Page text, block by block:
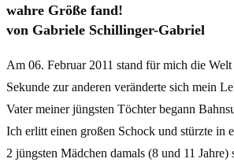
wahre Größe fand!
von Gabriele Schillinger-Gabriel
Am 06. Februar 2011 stand für mich die
Sekunde zur anderen veränderte sich mein
Vater meiner jüngsten Töchter begann
Ich erlitt einen großen Schock und stürzte in
2 jüngsten Mädchen damals (8 und 11 Jahre)